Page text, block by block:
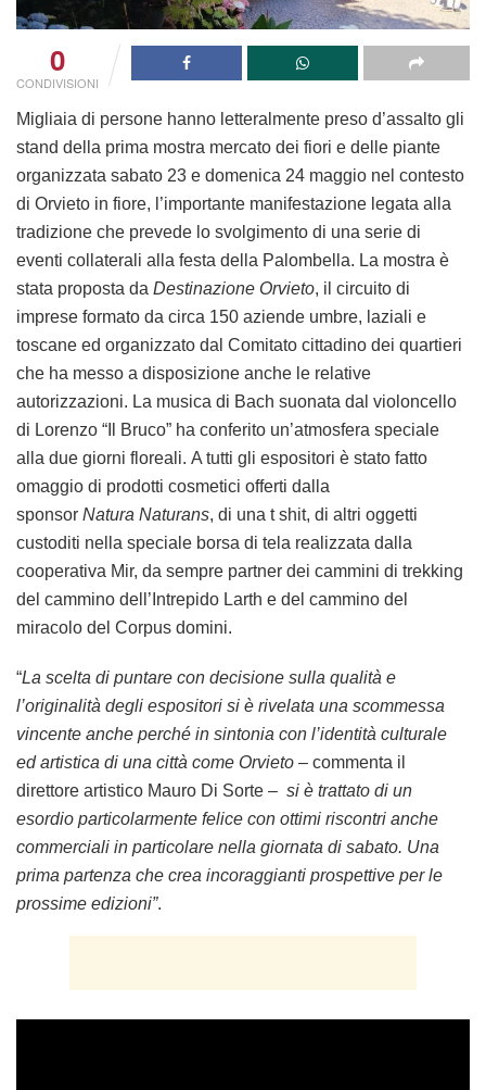
0
CONDIVISIONI
Migliaia di persone hanno letteralmente preso d’assalto gli
stand della prima mostra mercato dei fiori e delle piante
organizzata sabato 23 e domenica 24 maggio nel contesto
di Orvieto in fiore, l’importante manifestazione legata alla
tradizione che prevede lo svolgimento di una serie di
eventi collaterali alla festa della Palombella. La mostra è
stata proposta da Destinazione Orvieto, il circuito di
imprese formato da circa 150 aziende umbre, laziali e
toscane ed organizzato dal Comitato cittadino dei quartieri
che ha messo a disposizione anche le relative
autorizzazioni. La musica di Bach suonata dal violoncello
di Lorenzo “Il Bruco” ha conferito un’atmosfera speciale
alla due giorni floreali. A tutti gli espositori è stato fatto
omaggio di prodotti cosmetici offerti dalla
sponsor Natura Naturans, di una t shit, di altri oggetti
custoditi nella speciale borsa di tela realizzata dalla
cooperativa Mir, da sempre partner dei cammini di trekking
del cammino dell’Intrepido Larth e del cammino del
miracolo del Corpus domini.
“La scelta di puntare con decisione sulla qualità e
l’originalità degli espositori si è rivelata una scommessa
vincente anche perché in sintonia con l’identità culturale
ed artistica di una città come Orvieto – commenta il
direttore artistico Mauro Di Sorte – si è trattato di un
esordio particolarmente felice con ottimi riscontri anche
commerciali in particolare nella giornata di sabato. Una
prima partenza che crea incoraggianti prospettive per le
prossime edizioni”.